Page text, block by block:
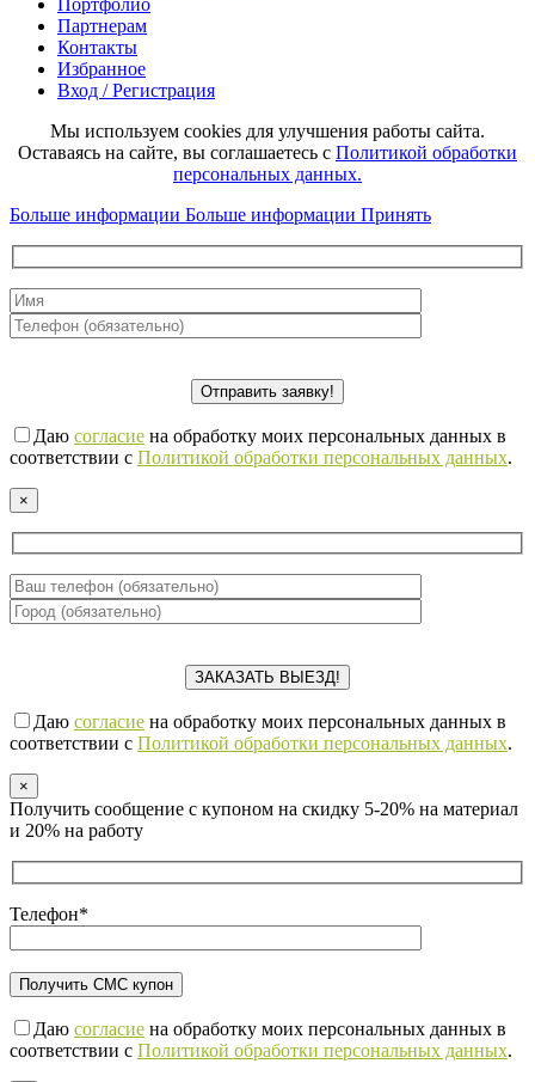
Портфолио
Партнерам
Контакты
Избранное
Вход / Регистрация
Мы используем cookies для улучшения работы сайта.
Оставаясь на сайте, вы соглашаетесь с Политикой обработки
персональных данных.
Больше информации Больше информации Принять
Даю согласие на обработку моих персональных данных в
соответствии с Политикой обработки персональных данных.
×
Даю согласие на обработку моих персональных данных в
соответствии с Политикой обработки персональных данных.
×
Получить сообщение с купоном на скидку 5-20% на материал
и 20% на работу
Телефон*
Даю согласие на обработку моих персональных данных в
соответствии с Политикой обработки персональных данных.